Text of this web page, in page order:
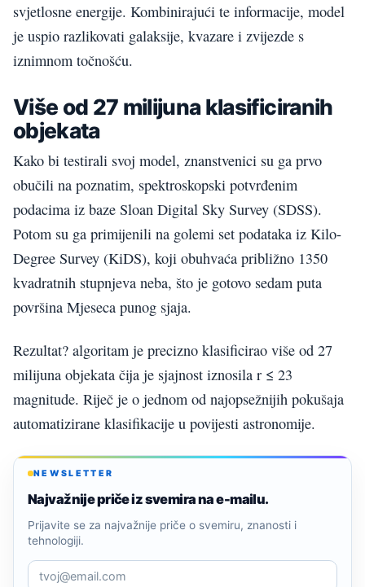
svjetlosne energije. Kombinirajući te informacije, model
je uspio razlikovati galaksije, kvazare i zvijezde s
iznimnom točnošću.
Više od 27 milijuna klasificiranih
objekata
Kako bi testirali svoj model, znanstvenici su ga prvo
obučili na poznatim, spektroskopski potvrđenim
podacima iz baze Sloan Digital Sky Survey (SDSS).
Potom su ga primijenili na golemi set podataka iz Kilo-
Degree Survey (KiDS), koji obuhvaća približno 1350
kvadratnih stupnjeva neba, što je gotovo sedam puta
površina Mjeseca punog sjaja.
Rezultat? algoritam je precizno klasificirao više od 27
milijuna objekata čija je sjajnost iznosila r ≤ 23
magnitude. Riječ je o jednom od najopsežnijih pokušaja
automatizirane klasifikacije u povijesti astronomije.
NEWSLETTER
Najvažnije priče iz svemira na e-mailu.
Prijavite se za najvažnije priče o svemiru, znanosti i
tehnologiji.